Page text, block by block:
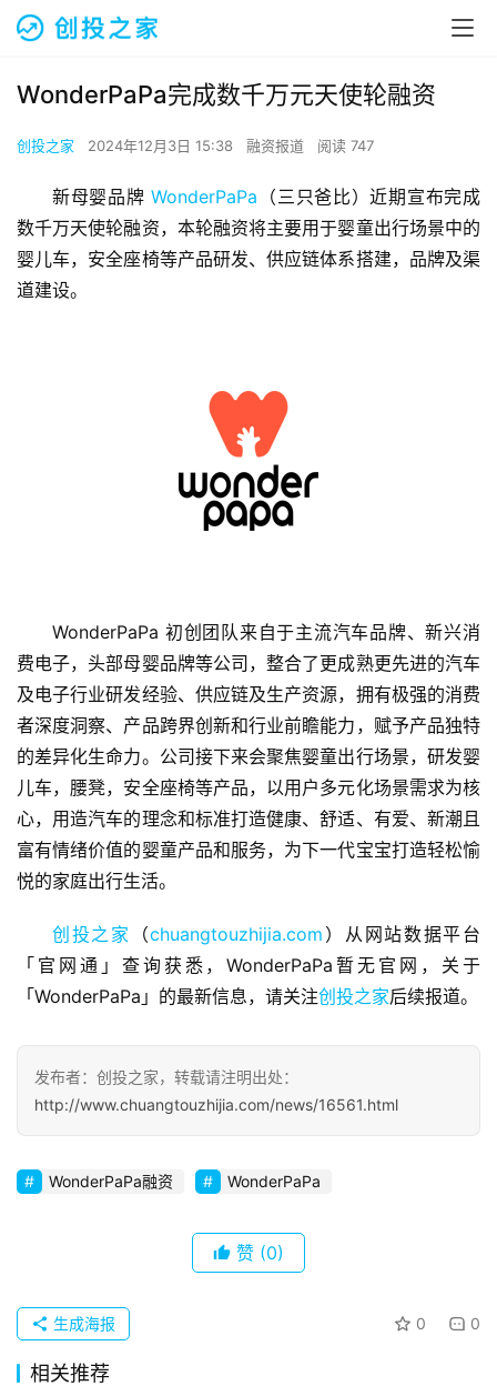
首
页
融
资
报
道
观
察
创
企
业
并
购
登录
WonderPaPa完成数千万元天使轮融资
创投之家 2024年12月3日 15:38 融资报道 阅读 747
新母婴品牌 WonderPaPa （三只爸比）近期宣布完成
数千万天使轮融资，本轮融资将主要用于婴童出行场景中的
婴儿车，安全座椅等产品研发、供应链体系搭建，品牌及渠
道建设。
WonderPaPa 初创团队来自于主流汽车品牌、新兴消
费电子，头部母婴品牌等公司，整合了更成熟更先进的汽车
及电子行业研发经验、供应链及生产资源，拥有极强的消费
者深度洞察、产品跨界创新和行业前瞻能力，赋予产品独特
的差异化生命力。公司接下来会聚焦婴童出行场景，研发婴
儿车，腰凳，安全座椅等产品，以用户多元化场景需求为核
心，用造汽车的理念和标准打造健康、舒适、有爱、新潮且
富有情绪价值的婴童产品和服务，为下一代宝宝打造轻松愉
悦的家庭出行生活。
创投之家 （chuangtouzhijia.com ）从网站数据平台
「官网通」查询获悉，WonderPaPa暂无官网，关于
「WonderPaPa」的最新信息，请关注创投之家后续报道。
发布者：创投之家，转载请注明出处：
http://www.chuangtouzhijia.com/news/16561.html
WonderPaPa融资 WonderPaPa
赞 (0)
0 0
生成海报
相关推荐